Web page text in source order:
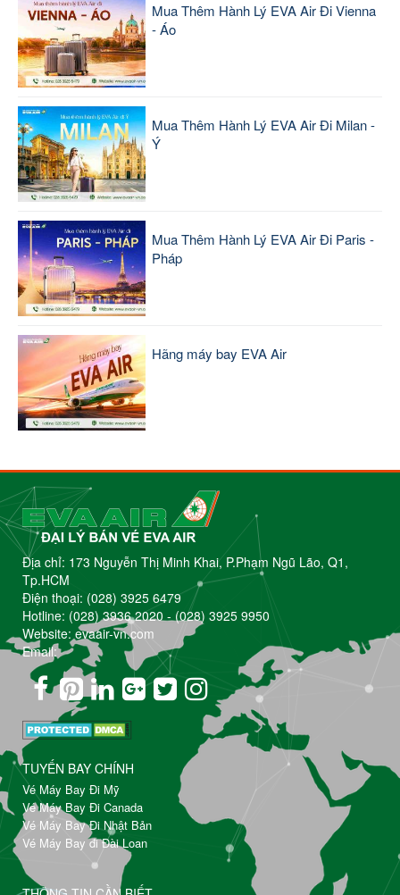
Mua Thêm Hành Lý EVA Air Đi Vienna
- Áo
Mua Thêm Hành Lý EVA Air Đi Milan -
Ý
Mua Thêm Hành Lý EVA Air Đi Paris -
Pháp
Hãng máy bay EVA Air
Địa chỉ: 173 Nguyễn Thị Minh Khai, P.Phạm Ngũ Lão, Q1,
Tp.HCM
Điện thoại: (028) 3925 6479
Hotline: (028) 3936 2020-(028) 3925 9950
Website: evaair-vn.com
Email:
TUYẾN BAY CHÍNH
Vé Máy Bay Đi Mỹ
Vé Máy Bay Đi Canada
Vé Máy Bay Đi Nhật Bản
Vé Máy Bay đi Đài Loan